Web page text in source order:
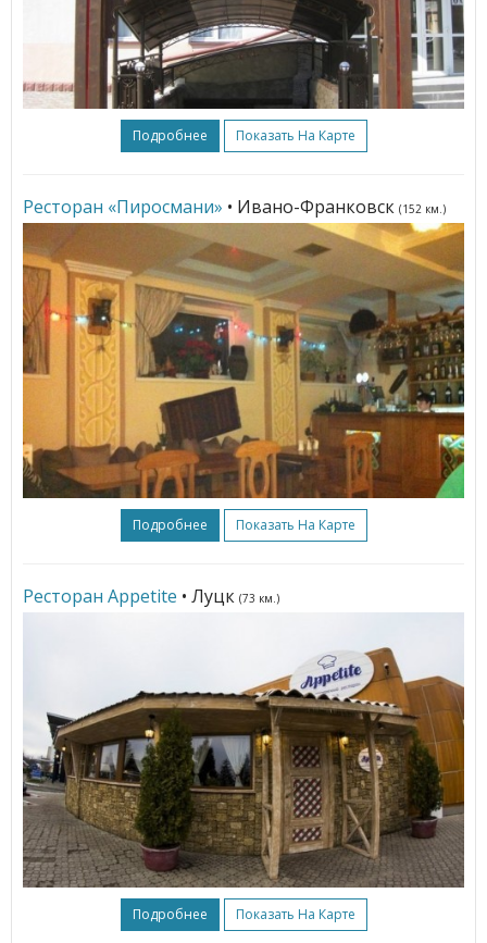
Подробнее Показать На Карте
Ресторан «Пиросмани» • Ивано-Франковск (152 км.)
Подробнее Показать На Карте
Ресторан Appetite • Луцк (73 км.)
Подробнее Показать На Карте